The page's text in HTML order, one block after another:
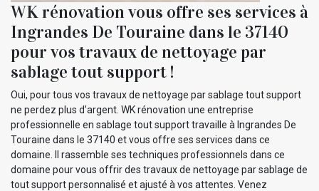
WK rénovation vous offre ses services à
Ingrandes De Touraine dans le 37140
pour vos travaux de nettoyage par
sablage tout support !
Oui, pour tous vos travaux de nettoyage par sablage tout support
ne perdez plus d’argent. WK rénovation une entreprise
professionnelle en sablage tout support travaille à Ingrandes De
Touraine dans le 37140 et vous offre ses services dans ce
domaine. Il rassemble ses techniques professionnels dans ce
domaine pour vous offrir des travaux de nettoyage par sablage de
tout support personnalisé et ajusté à vos attentes. Venez